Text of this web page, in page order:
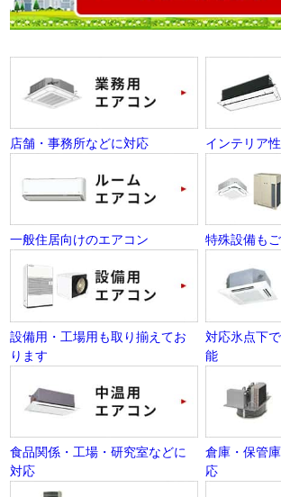
店舗・事務所などに対応 インテリア
一般住居向けのエアコン 特殊設備も
設備用・工場用も取り揃えてお
ります
対応氷点下
能
食品関係・工場・研究室などに
対応
倉庫・保管
応